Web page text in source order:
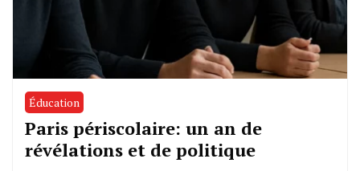
Éducation
Paris périscolaire: un an de
révélations et de politique